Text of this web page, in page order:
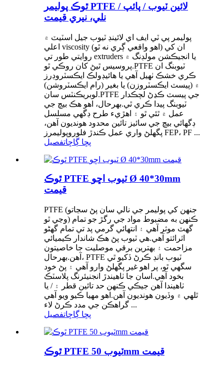
ٿوڪ پوليمر PTFE لائين ٽيوب / پائپ /
نلي، نيري قيمت
پوليمر پي ٽي ايف اي لائينڊ ٽيوب جيل اسٽيٽ ۾
اعلي viscosity (اهو واقعي ڳري نه ٿو) ان کي
روايتي طور تي extruders يا انجيڪشن مولڊنگ ۾
پروسيس ٿيڻ کان روڪي ٿو.PTFE ٽيوبنگ ان
ڪري خشڪ ٺهيل آهي يا هائيڊولڪ ايڪسٽروڊرز
۾ (پيسٽ ايڪسٽروزن) يا بغير (رام ايڪسٽروشن)
لوبريڪنٽس سان.PTFE جي پيسٽ ڪڍڻ لچڪدار
ٽيوبنگ پيدا ڪري ٿي.بهرحال، اهو هڪ بيچ جي
عمل ۾ ٿئي ٿو ۽ اهڙيء طرح ڊگهي مسلسل
ڊگھائي بيچ جي سائيز تائين محدود هونديون آهن،
پگھلڻ واري عمل ڪندڙ فلوروپوليمرز FEP، PF ...
پڇا ڳاڇاتفصيل
ٿوڪ PTFE ٽيوب اڇو Ø 40*30mm
قيمت
PTFE (جنهن کي پوليمر جي نالي سان پڻ سڃاتو
وڃي ٿو) ڪنهن به مضبوط مواد جي رگڙ جو تمام
گهٽ موثر آهي ۽ انتهائي گرمي پد تي تمام گهڻو
اثرائتو آهي.هي ٽيوب پڻ هڪ شاندار ڪيميائي
مزاحمت ۽ بهترين برقي موصليت جا خاصيتون
آهن.بهرحال، PTFE ٽيوب بانڊ ڪرڻ ڏکيو ٿي
سگهي ٿو، پر اهو غير پگھلڻ وارو آهي ۽ پڻ خود
بخود آهي.اسان جا ٺاهيندڙ انجنيئرنگ پلاسٽڪ
ٺاهيندا آهن جيڪي ڪنهن حد تائين قطر ۽ / يا
ٿلهي ۾ وڏيون هونديون آهن.اهو مهيا ڪيو ويو آهي
گراهڪن جي مدد ڪرڻ لاء ...
پڇا ڳاڇاتفصيل
ٿوڪ PTFE ٽيوب 50mm قيمت